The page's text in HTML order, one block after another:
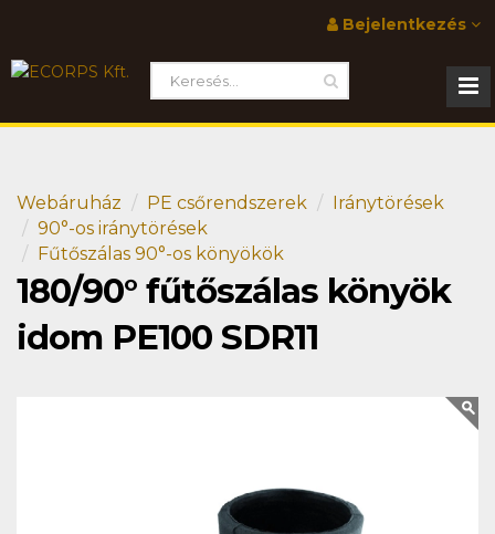
Bejelentkezés
Webáruház PE csőrendszerek
Iránytörések
90°-os iránytörések
Fűtőszálas 90°-os könyökök
180/90° fűtőszálas könyök
idom PE100 SDR11